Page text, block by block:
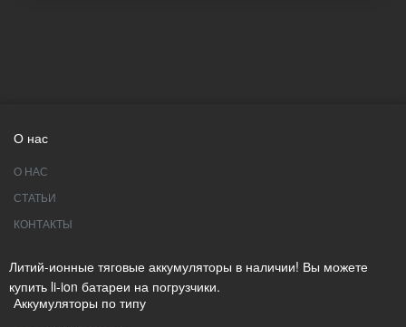
О нас
О НАС
СТАТЬИ
КОНТАКТЫ
Литий-ионные тяговые аккумуляторы в наличии! Вы можете
купить li-ion батареи на погрузчики.
Аккумуляторы по типу